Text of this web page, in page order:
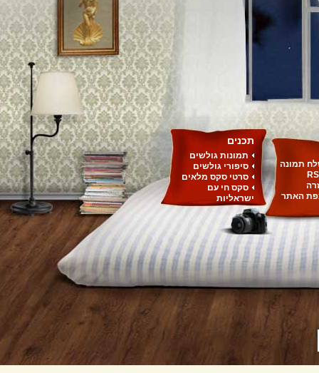
תמונה
האתר
תכנים
תמונות גולשים
סיפורי גולשים
סרטי סקס מלאים
סקס חי עם
ישראליות